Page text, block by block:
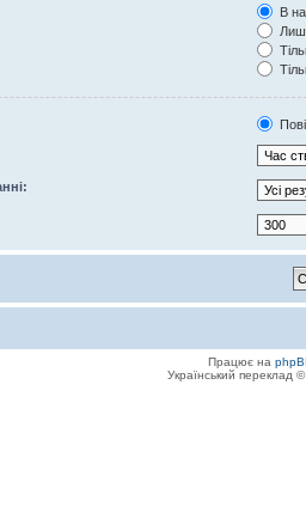
В
Працює на
Український переклад